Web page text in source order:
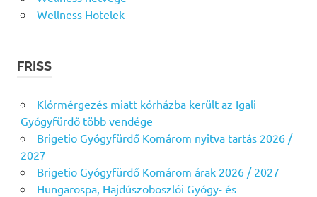
Wellness Hotelek
FRISS
Klórmérgezés miatt kórházba került az Igali
Gyógyfürdő több vendége
Brigetio Gyógyfürdő Komárom nyitva tartás 2026 /
2027
Brigetio Gyógyfürdő Komárom árak 2026 / 2027
Hungarospa, Hajdúszoboszlói Gyógy- és